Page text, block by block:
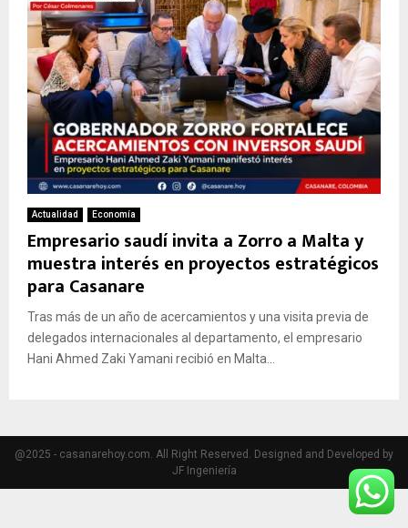
Actualidad Economía
Empresario saudí invita a Zorro a Malta y
muestra interés en proyectos estratégicos
para Casanare
Tras más de un año de acercamientos y una visita previa de
delegados internacionales al departamento, el empresario
Hani Ahmed Zaki Yamani recibió en Malta...
@2025 - casanarehoy.com. All Right Reserved. Designed and Developed by
JF Ingeniería